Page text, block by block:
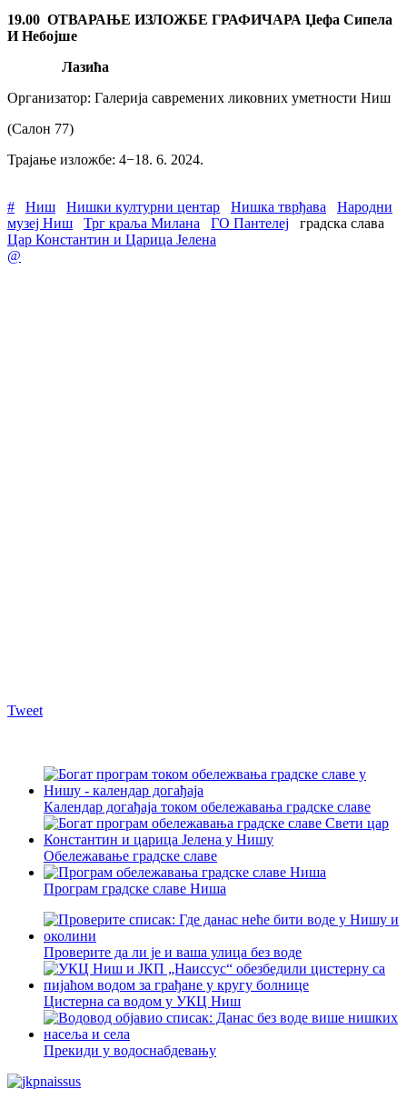
19.00 ОТВАРАЊЕ ИЗЛОЖБЕ ГРАФИЧАРА Џефа Сипела
И Небојше
Лазића
Организатор: Галерија савремених ликовних уметности Ниш
(Салон 77)
Трајање изложбе: 4−18. 6. 2024.
# Ниш Нишки културни центар Нишка тврђава
Народни
музеј Ниш
Трг краља Милана ГО Пантелеј
градска слава
Цар Константин и Царица Јелена
@
Tweet
Календар догађаја током обележавања градске славе
Обележавање градске славе
Програм градске славе Ниша
Проверите да ли је и ваша улица без воде
Цистерна са водом у УКЦ Ниш
Прекиди у водоснабдевању